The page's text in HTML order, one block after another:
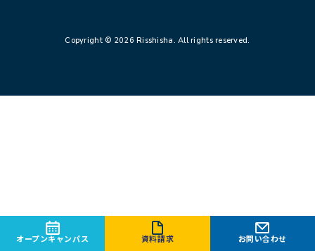
オープンキャンパス 資料請求 お問い合わせ
Copyright © 2026 Risshisha. All rights reserved.